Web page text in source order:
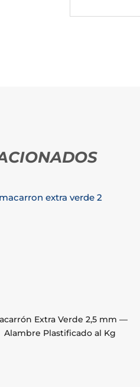
Extra Verde 2,5 mm —
Alambre Plastificado al Kg